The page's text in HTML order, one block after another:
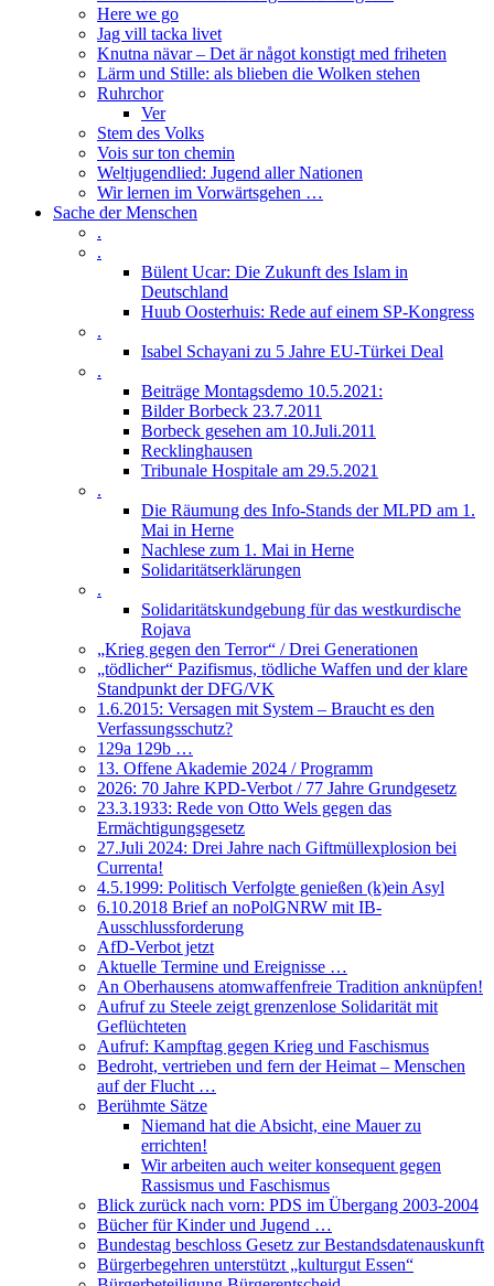
Here we go
Jag vill tacka livet
Knutna nävar – Det är något konstigt med friheten
Lärm und Stille: als blieben die Wolken stehen
Ruhrchor
Ver
Stem des Volks
Vois sur ton chemin
Weltjugendlied: Jugend aller Nationen
Wir lernen im Vorwärtsgehen …
Sache der Menschen
.
.
Bülent Ucar: Die Zukunft des Islam in
Deutschland
Huub Oosterhuis: Rede auf einem SP-Kongress
.
Isabel Schayani zu 5 Jahre EU-Türkei Deal
.
Beiträge Montagsdemo 10.5.2021:
Bilder Borbeck 23.7.2011
Borbeck gesehen am 10.Juli.2011
Recklinghausen
Tribunale Hospitale am 29.5.2021
.
Die Räumung des Info-Stands der MLPD am 1.
Mai in Herne
Nachlese zum 1. Mai in Herne
Solidaritätserklärungen
.
Solidaritätskundgebung für das westkurdische
Rojava
„Krieg gegen den Terror“ / Drei Generationen
„tödlicher“ Pazifismus, tödliche Waffen und der klare
Standpunkt der DFG/VK
1.6.2015: Versagen mit System – Braucht es den
Verfassungsschutz?
129a 129b …
13. Offene Akademie 2024 / Programm
2026: 70 Jahre KPD-Verbot / 77 Jahre Grundgesetz
23.3.1933: Rede von Otto Wels gegen das
Ermächtigungsgesetz
27.Juli 2024: Drei Jahre nach Giftmüllexplosion bei
Currenta!
4.5.1999: Politisch Verfolgte genießen (k)ein Asyl
6.10.2018 Brief an noPolGNRW mit IB-
Ausschlussforderung
AfD-Verbot jetzt
Aktuelle Termine und Ereignisse …
An Oberhausens atomwaffenfreie Tradition anknüpfen!
Aufruf zu Steele zeigt grenzenlose Solidarität mit
Geflüchteten
Aufruf: Kampftag gegen Krieg und Faschismus
Bedroht, vertrieben und fern der Heimat – Menschen
auf der Flucht …
Berühmte Sätze
Niemand hat die Absicht, eine Mauer zu
errichten!
Wir arbeiten auch weiter konsequent gegen
Rassismus und Faschismus
Blick zurück nach vorn: PDS im Übergang 2003-2004
Bücher für Kinder und Jugend …
Bundestag beschloss Gesetz zur Bestandsdatenauskunft
Bürgerbegehren unterstützt „kulturgut Essen“